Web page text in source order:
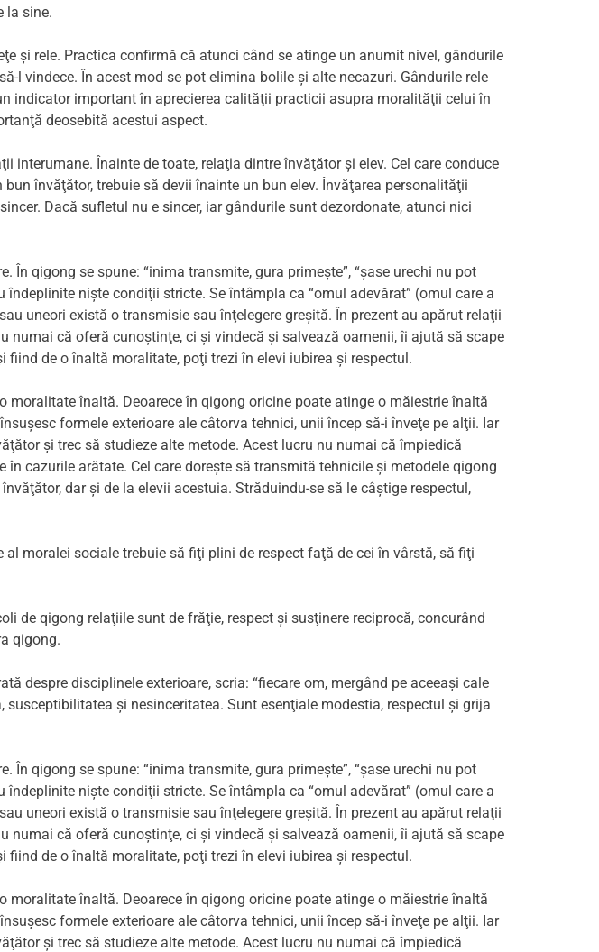
la sine.
şi rele. Practica confirmă că atunci când se atinge un anumit nivel, gândurile
l vindece. În acest mod se pot elimina bolile şi alte necazuri. Gândurile rele
indicator important în aprecierea calităţii practicii asupra moralităţii celui în
deosebită acestui aspect.
interumane. Înainte de toate, relaţia dintre învăţător şi elev. Cel care conduce
învăţător, trebuie să devii înainte un bun elev. Învăţarea personalităţii
Dacă sufletul nu e sincer, iar gândurile sunt dezordonate, atunci nici
qigong se spune: “inima transmite, gura primeşte”, “şase urechi nu pot
nişte condiţii stricte. Se întâmpla ca “omul adevărat” (omul care a
uneori există o transmisie sau înţelegere greşită. În prezent au apărut relaţii
că oferă cunoştinţe, ci şi vindecă şi salvează oamenii, îi ajută să scape
de o înaltă moralitate, poţi trezi în elevi iubirea şi respectul.
înaltă. Deoarece în qigong oricine poate atinge o măiestrie înaltă
formele exterioare ale câtorva tehnici, unii încep să-i înveţe pe alţii. Iar
şi trec să studieze alte metode. Acest lucru nu numai că împiedică
cazurile arătate. Cel care doreşte să transmită tehnicile şi metodele qigong
dar şi de la elevii acestuia. Străduindu-se să le câştige respectul,
moralei sociale trebuie să fiţi plini de respect faţă de cei în vârstă, să fiţi
de qigong relaţiile sunt de frăţie, respect şi susţinere reciprocă, concurând
qigong.
despre disciplinele exterioare, scria: “fiecare om, mergând pe aceeaşi cale
şi nesinceritatea. Sunt esenţiale modestia, respectul şi grija
qigong se spune: “inima transmite, gura primeşte”, “şase urechi nu pot
nişte condiţii stricte. Se întâmpla ca “omul adevărat” (omul care a
uneori există o transmisie sau înţelegere greşită. În prezent au apărut relaţii
că oferă cunoştinţe, ci şi vindecă şi salvează oamenii, îi ajută să scape
de o înaltă moralitate, poţi trezi în elevi iubirea şi respectul.
înaltă. Deoarece în qigong oricine poate atinge o măiestrie înaltă
formele exterioare ale câtorva tehnici, unii încep să-i înveţe pe alţii. Iar
şi trec să studieze alte metode. Acest lucru nu numai că împiedică